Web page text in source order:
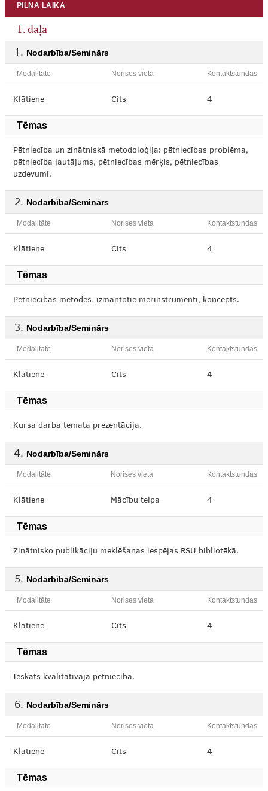
PILNA LAIKA
1. daļa
Nodarbība/Seminārs
Modalitāte Norises vieta Kontaktstundas
Klātiene Cits 4
Tēmas
Pētniecība un zinātniskā metodoloģija: pētniecības problēma,
pētniecība jautājums, pētniecības mērķis, pētniecības
uzdevumi.
Nodarbība/Seminārs
Modalitāte Norises vieta Kontaktstundas
Klātiene Cits 4
Tēmas
Pētniecības metodes, izmantotie mērinstrumenti, koncepts.
Nodarbība/Seminārs
Modalitāte Norises vieta Kontaktstundas
Klātiene Cits 4
Tēmas
Kursa darba temata prezentācija.
Nodarbība/Seminārs
Modalitāte Norises vieta Kontaktstundas
Klātiene Mācību telpa 4
Tēmas
Zinātnisko publikāciju meklēšanas iespējas RSU bibliotēkā.
Nodarbība/Seminārs
Modalitāte Norises vieta Kontaktstundas
Klātiene Cits 4
Tēmas
Ieskats kvalitatīvajā pētniecībā.
Nodarbība/Seminārs
Modalitāte Norises vieta Kontaktstundas
Klātiene Cits 4
Tēmas